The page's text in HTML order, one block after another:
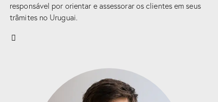
responsável por orientar e assessorar os clientes em seus
trâmites no Uruguai.